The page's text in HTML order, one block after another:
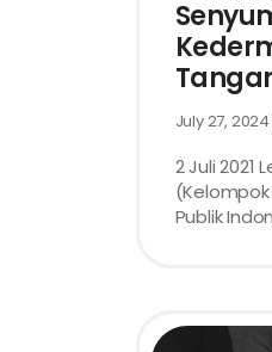
July 27, 2024
2 Juli 2021
(Kelompok
Publik